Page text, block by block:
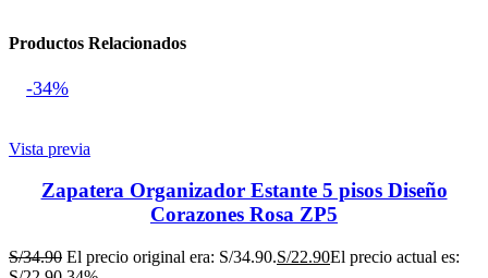
Productos Relacionados
-34%
Vista previa
Zapatera Organizador Estante 5 pisos Diseño
Corazones Rosa ZP5
S/34.90 El precio original era: S/34.90.S/22.90El precio actual es: